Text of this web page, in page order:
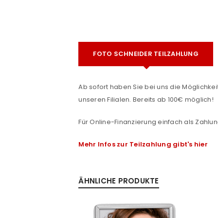
ANMELDEN
FOTO SCHNEIDER TEILZAHLUNG
Ab sofort haben Sie bei uns die
unseren Filialen. Bereits ab 100€ möglich!
Für Online-Finanzierung einfach als
Mehr Infos zur Teilzahlung gibt's hier
ÄHNLICHE PRODUKTE